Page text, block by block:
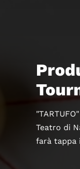
Teatro di
farà tappa